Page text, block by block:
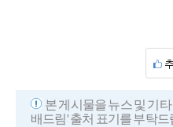
본 게시물을 뉴스 및 기
배드림' 출처 표기를 부탁